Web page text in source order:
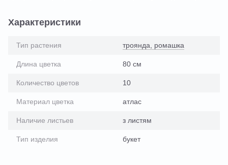
Характеристики
Тип растения троянда, ромашка
Длина цветка 80 см
Количество цветов 10
Материал цветка атлас
Наличие листьев з листям
Тип изделия букет